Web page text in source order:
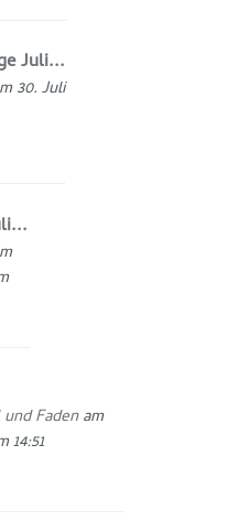
Juli...
30. Juli
Fadenam
14:51